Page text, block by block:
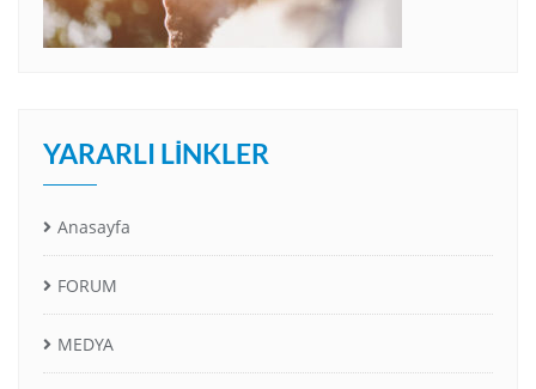
YARARLI LINKLER
Anasayfa
FORUM
MEDYA